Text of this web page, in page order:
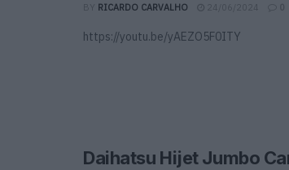
BY RICARDO CARVALHO 24/06/2024 0
https://youtu.be/yAEZO5F0ITY
Daihatsu Hijet Jumbo